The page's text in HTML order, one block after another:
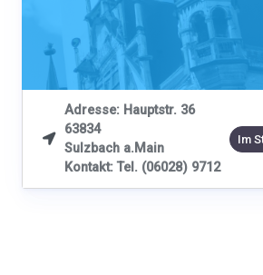

Adresse: Hauptstr. 36
63834
Sulzbach a.Main
Kontakt: Tel. (06028) 9712